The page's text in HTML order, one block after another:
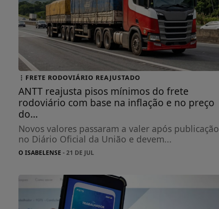
FRETE RODOVIÁRIO REAJUSTADO
ANTT reajusta pisos mínimos do frete
rodoviário com base na inflação e no preço
do...
Novos valores passaram a valer após publicação
no Diário Oficial da União e devem...
O ISABELENSE - 21 DE JUL